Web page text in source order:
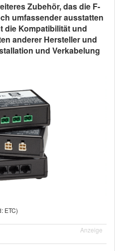
Zubehör, das die F-
umfassender ausstatten
die Kompatibilität und
anderer Hersteller und
und Verkabelung
ETC)
Anzeige